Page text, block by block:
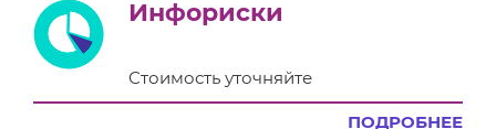
Инфориски
Стоимость уточняйте
ПОДРОБНЕЕ